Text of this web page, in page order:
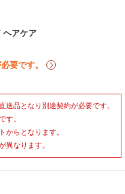
ヘアケア
要です。
送品となり別途契約が必要です。
す。
からとなります。
異なります。